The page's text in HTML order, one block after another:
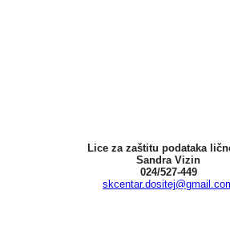
Lice za zaštitu podataka
Sandra Vizin
024/527-449